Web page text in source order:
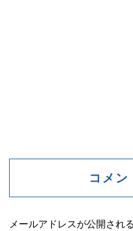
コメン
メールアドレスが公開され